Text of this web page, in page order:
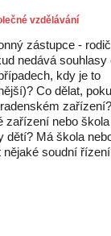
vzdělávání
zástupce - rodič
nedává souhlasy
kdy je to
Co dělat,
zařízení?
zařízení nebo škola
dětí? Má škola
soudní